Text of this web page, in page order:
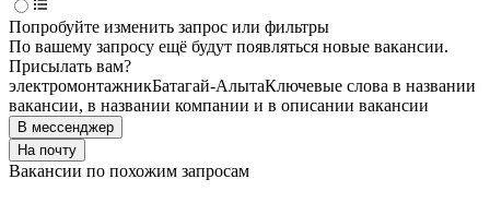
Попробуйте изменить запрос или фильтры
По вашему запросу ещё будут появляться новые вакансии.
Присылать вам?
электромонтажникБатагай-АлытаКлючевые слова в названии
вакансии, в названии компании и в описании вакансии
В мессенджер
На почту
Вакансии по похожим запросам